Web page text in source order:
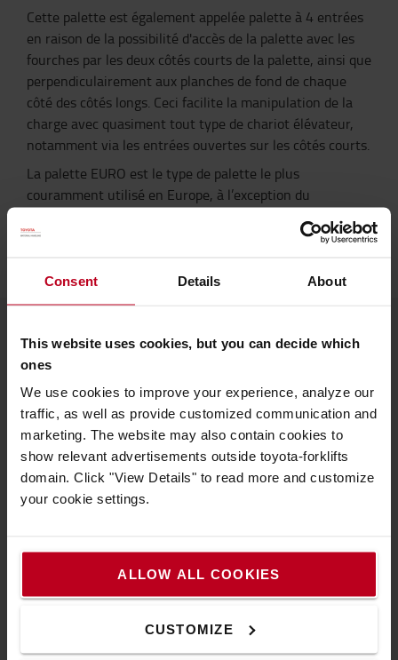
Consent Details About
This website uses cookies, but you can decide which
ones
We use cookies to improve your experience, analyze our
traffic, as well as provide customized communication and
marketing. The website may also contain cookies to
show relevant advertisements outside toyota-forklifts
domain. Click "View Details" to read more and customize
your cookie settings.
ALLOW ALL COOKIES
CUSTOMIZE
Cette palette est également appelée palette à 4 entrées
en raison de la possibilité d'accès de la palette avec les
fourches par les deux côtés courts de la palette, ainsi que
perpendiculairement aux planches de fond de chaque
côté des côtés longs. Ceci facilite la manipulation de la
charge avec quasiment tout type de chariot élévateur,
notamment via les entrées ouvertes sur les côtés courts.
La palette EURO est le type de palette le plus
couramment utilisé en Europe, à l’exception du
À propos de Toyota
Nous connaître
Choisir Toyota
Toyota Production System
Le Concept de Service Toyota (TSC)
Découvrez nos offres d'emploi
Comment acheter en ligne ?